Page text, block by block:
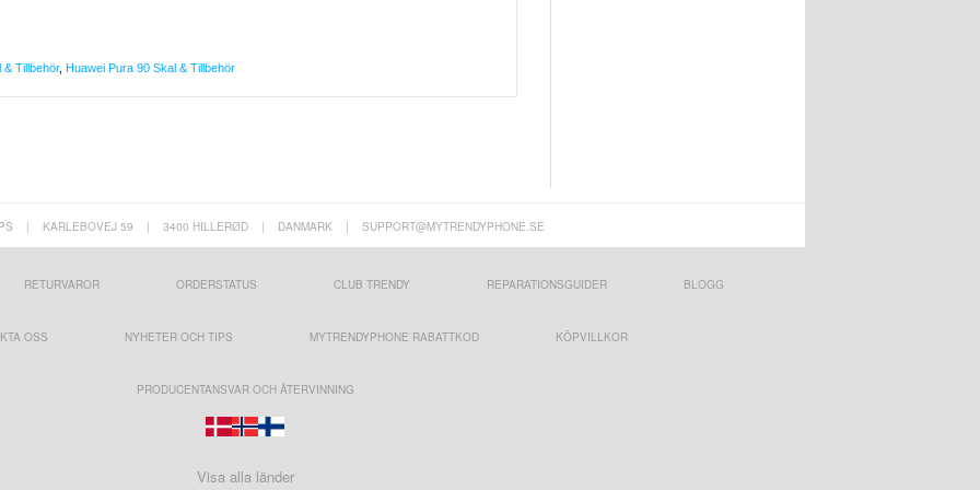
& Tillbehör, Huawei Pura 90 Skal & Tillbehör
| KARLEBOVEJ 59 | 3400 HILLERØD | DANMARK | SUPPORT@MYTRENDYPHONE.SE
RETURVAROR ORDERSTATUS CLUB TRENDY REPARATIONSGUIDER BLOGG
OSS NYHETER OCH TIPS MYTRENDYPHONE RABATTKOD KÖPVILLKOR
PRODUCENTANSVAR OCH ÅTERVINNING
Visa alla länder